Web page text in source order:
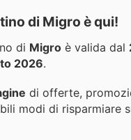
di Migro è qui!
di Migro è valida dal
2026.
di offerte,
modi di risparmiare